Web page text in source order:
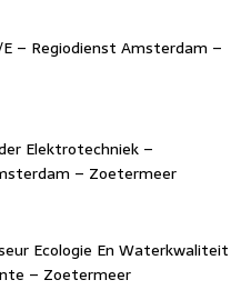
– Regiodienst Amsterdam –
Elektrotechniek –
– Zoetermeer
Ecologie En Waterkwaliteit
– Zoetermeer